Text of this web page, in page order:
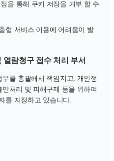
을 통해 쿠키 저장을 거부 할 수
형 서비스 이용에 어려움이 발
열람청구 접수 처리 부서
를 총괄해서 책임지고, 개인정
처리 및 피해구제 등을 위하여
를 지정하고 있습니다.